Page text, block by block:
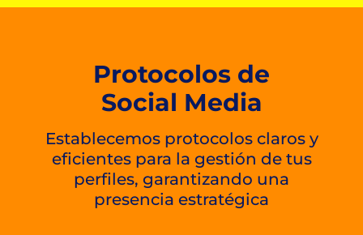
Protocolos de
Social Media
Establecemos protocolos claros y
eficientes para la gestión de tus
perfiles, garantizando una
presencia estratégica